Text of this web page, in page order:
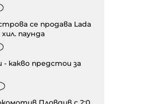
се продава Lada
паунда
- какво предстои за